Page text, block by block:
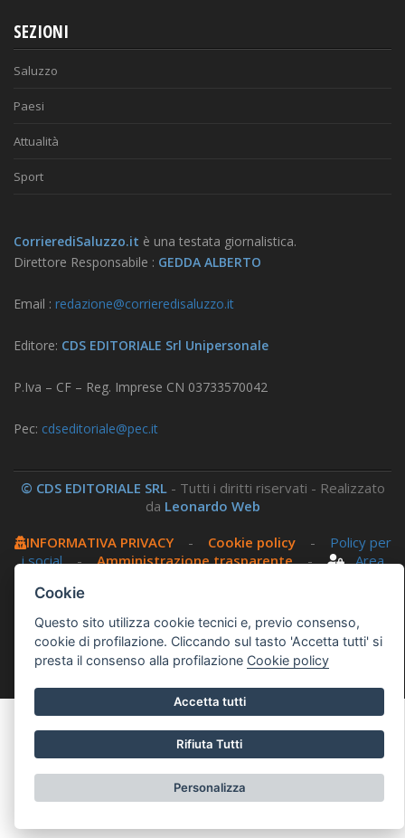
SEZIONI
Saluzzo
Paesi
Attualità
Sport
CorrierediSaluzzo.it è una testata giornalistica.
Direttore Responsabile : GEDDA ALBERTO
Email : redazione@corrieredisaluzzo.it
Editore: CDS EDITORIALE Srl Unipersonale
P.Iva – CF – Reg. Imprese CN 03733570042
Pec: cdseditoriale@pec.it
© CDS EDITORIALE SRL - Tutti i diritti riservati - Realizzato
da Leonardo Web
INFORMATIVA PRIVACY- Cookie policy- Policy per
i social-Amministrazione trasparente-
Area
Questo sito utilizza, nella versione per UTENTI CON
DISLESSIA,Biancoenero ®, una font italiana ad Alta
Leggibilità.
Cookie
Questo sito utilizza cookie tecnici e, previo consenso,
cookie di profilazione. Cliccando sul tasto 'Accetta tutti' si
presta il consenso alla profilazione Cookie policy
Accetta tutti
Rifiuta Tutti
Personalizza